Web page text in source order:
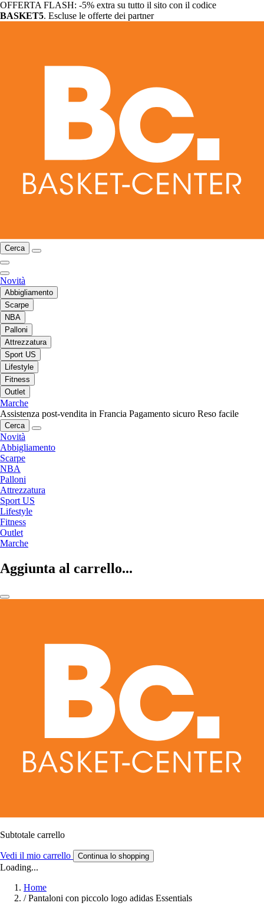
OFFERTA FLASH: -5% extra su tutto il sito con il codice
BASKET5. Escluse le offerte dei partner
Cerca
Novità
Abbigliamento
Scarpe
NBA
Palloni
Attrezzatura
Sport US
Lifestyle
Fitness
Outlet
Marche
Assistenza post-vendita in Francia Pagamento sicuro Reso facile
Cerca
Novità
Abbigliamento
Scarpe
NBA
Palloni
Attrezzatura
Sport US
Lifestyle
Fitness
Outlet
Marche
Aggiunta al carrello...
Subtotale carrello
Vedi il mio carrello Continua lo shopping
Loading...
Home
/ Pantaloni con piccolo logo adidas Essentials